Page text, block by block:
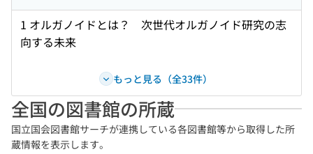
1 オルガノイドとは？ 次世代オルガノイド研究の志
向する未来
もっと見る（全33件）
全国の図書館の所蔵
国立国会図書館サーチが連携している各図書館等から取得した所
蔵情報を表示します。